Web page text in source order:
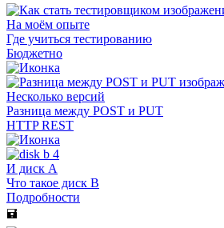
На моём опыте
Где учиться тестированию
Бюджетно
Несколько версий
Разница между POST и PUT
HTTP REST
И диск A
Что такое диск B
Подробности
🖬